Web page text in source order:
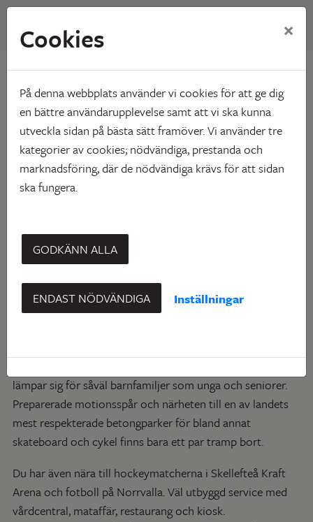
Hem Vårt utbud Våra områden Erikslid
Erikslid
Lite norrut, inte långt från aktivitetsområdet Vitberget och
lämpar sig för såväl barnfamiljer som unga och seniorer.
Preparerade motionsspår och närheten till en av landets
mest respekterade betongparker för bland annat
skateboard och cykel finns bara ett par tramp bort.
Du har även nära till hockeymatcherna i Skellefteå Kraft
Arena och fotboll på Norrvalla. Väl utbyggd service med
vårdcentral, mataffär, restaurang och kiosk.
Cookies ×
På denna webbplats använder vi cookies för att ge dig
en bättre användarupplevelse samt att vi ska kunna
utveckla sidan på bästa sätt framöver. Vi använder tre
kategorier av cookies; nödvändiga, prestanda och
marknadsföring, där de nödvändiga krävs för att sidan
ska fungera.
GODKÄNN ALLA
ENDAST NÖDVÄNDIGA Inställningar